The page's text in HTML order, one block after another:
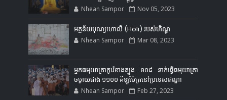
Nhean Sampor Nov 05, 2023
អត្ថន័យបុណ្យហោលី (Holi) របស់ហិណ្ឌូ
Nhean Sampor Mar 08, 2023
អ្នកធម្មយាត្រាកូរ៉េខាងត្បូង ១០៨ នាក់ធ្វើធម្មយាត្រា
ចម្ងាយជាង ១១០០ គីឡូម៉ែត្រនៅប្រទេសឥណ្ឌា
Nhean Sampor Feb 27, 2023